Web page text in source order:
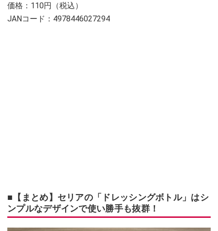
価格：110円（税込）
JANコード：4978446027294
■【まとめ】セリアの「ドレッシングボトル」はシ
ンプルなデザインで使い勝手も抜群！